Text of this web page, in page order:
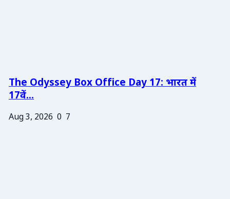
The Odyssey Box Office Day 17: भारत में
17वें...
Aug 3, 2026 0 7